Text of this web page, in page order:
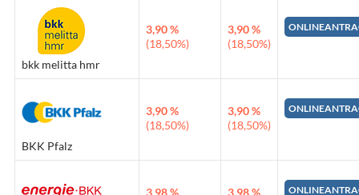
bkk melitta hmr
3,90 %
(18,50%)
3,90 %
(18,50%)
BKK Pfalz
3,90 %
(18,50%)
3,90 %
(18,50%)
3,98 %
3,98 %